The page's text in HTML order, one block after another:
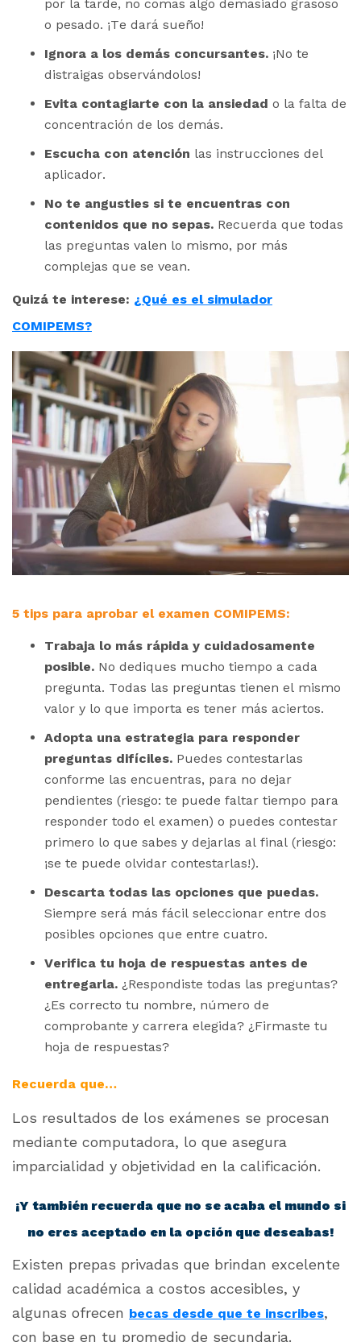
por la tarde, no comas algo demasiado grasoso
o pesado. ¡Te dará sueño!
Ignora a los demás concursantes. ¡No te
distraigas observándolos!
Evita contagiarte con la ansiedad o la falta de
concentración de los demás.
Escucha con atención las instrucciones del
aplicador.
No te angusties si te encuentras con
contenidos que no sepas. Recuerda que todas
las preguntas valen lo mismo, por más
complejas que se vean.
Quizá te interese: ¿Qué es el simulador
COMIPEMS?
5 tips para aprobar el examen COMIPEMS:
Trabaja lo más rápida y cuidadosamente
posible. No dediques mucho tiempo a cada
pregunta. Todas las preguntas tienen el mismo
valor y lo que importa es tener más aciertos.
Adopta una estrategia para responder
preguntas difíciles. Puedes contestarlas
conforme las encuentras, para no dejar
pendientes (riesgo: te puede faltar tiempo para
responder todo el examen) o puedes contestar
primero lo que sabes y dejarlas al final (riesgo:
¡se te puede olvidar contestarlas!).
Descarta todas las opciones que puedas.
Siempre será más fácil seleccionar entre dos
posibles opciones que entre cuatro.
Verifica tu hoja de respuestas antes de
entregarla. ¿Respondiste todas las preguntas?
¿Es correcto tu nombre, número de
comprobante y carrera elegida? ¿Firmaste tu
hoja de respuestas?
Recuerda que…
Los resultados de los exámenes se procesan
mediante computadora, lo que asegura
imparcialidad y objetividad en la calificación.
¡Y también recuerda que no se acaba el mundo si
no eres aceptado en la opción que deseabas!
Existen prepas privadas que brindan excelente
calidad académica a costos accesibles, y
algunas ofrecen becas desde que te inscribes,
con base en tu promedio de secundaria.